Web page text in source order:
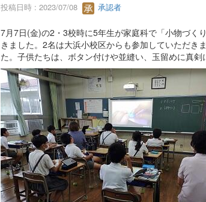
投稿日時 : 2023/07/08 承認者
7月7日(金)の2・3校時に5年生が家庭科で「小物づく
きました。2名は大浜小校区からも参加していただき
た。子供たちは、ボタン付けや並縫い、玉留めに真剣